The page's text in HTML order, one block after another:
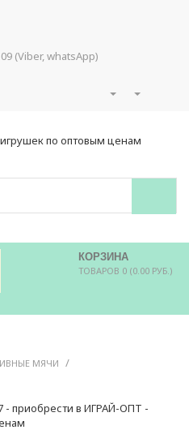
(Viber, whatsApp)
КОРЗИНА
ТОВАРОВ 0 (0.00 РУБ.)
МЯЧИ /